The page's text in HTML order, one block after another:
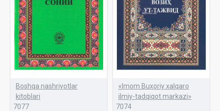
Boshqa nashriyotlar
kitoblari
7077
«Imom Buxoriy xalqaro
ilmiy-tadqiqot markazi»
7074